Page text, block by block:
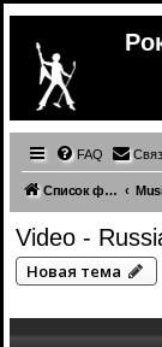
FAQ
Список форумов
Video -
Новая тема